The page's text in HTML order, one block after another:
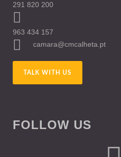
291 820 200
963 434 157
camara@cmcalheta.pt
TALK WITH US
FOLLOW US